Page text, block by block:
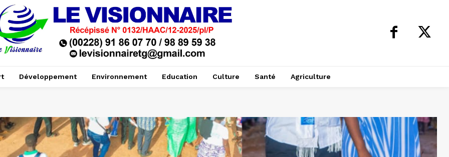
Développement Environnement Education Culture Santé Agriculture